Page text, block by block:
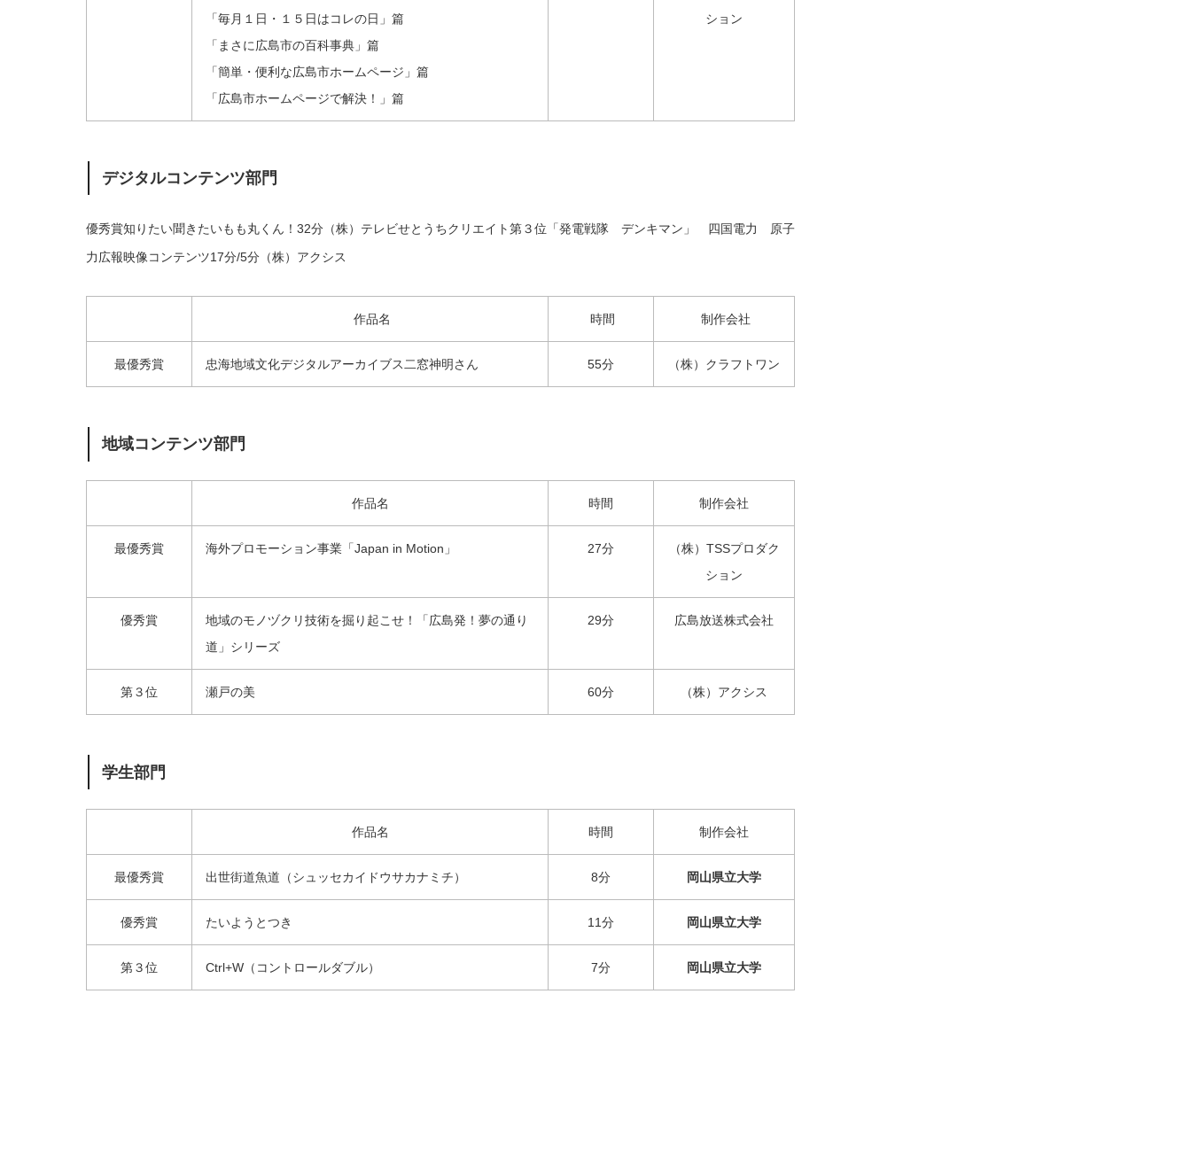
「毎月１日・１５日はコレの日」篇
「まさに広島市の百科事典」篇
「簡単・便利な広島市ホームページ」篇
「広島市ホームページで解決！」篇
ション
デジタルコンテンツ部門
優秀賞知りたい聞きたいもも丸くん！32分（株）テレビせとうちクリエイト第３位「発電戦隊 デンキマン」 四国電力 原子
力広報映像コンテンツ17分/5分（株）アクシス
作品名 時間 制作会社
最優秀賞 忠海地域文化デジタルアーカイブス二窓神明さん 55分 （株）クラフトワン
地域コンテンツ部門
作品名 時間 制作会社
最優秀賞 海外プロモーション事業「Japan in Motion」 27分
（株）TSSプロダク
ション
優秀賞
地域のモノヅクリ技術を掘り起こせ！「広島発！夢の通り
道」シリーズ
29分 広島放送株式会社
第３位 瀬戸の美 60分 （株）アクシス
学生部門
作品名 時間 制作会社
最優秀賞 出世街道魚道（シュッセカイドウサカナミチ） 8分 岡山県立大学
優秀賞 たいようとつき 11分 岡山県立大学
第３位 Ctrl+W（コントロールダブル） 7分 岡山県立大学